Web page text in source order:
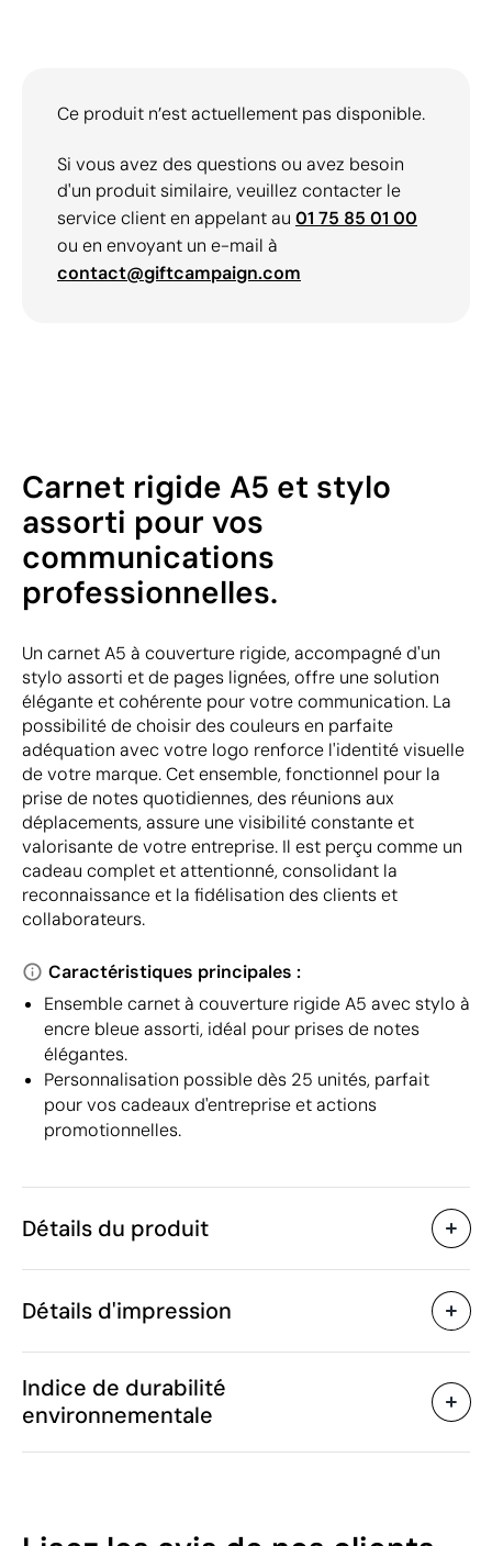
Ce produit n’est actuellement pas disponible.
Si vous avez des questions ou avez besoin
d'un produit similaire, veuillez contacter le
service client en appelant au 01 75 85 01 00
ou en envoyant un e-mail à
contact@giftcampaign.com
Carnet rigide A5 et stylo
assorti pour vos
communications
professionnelles.
Un carnet A5 à couverture rigide, accompagné d'un
stylo assorti et de pages lignées, offre une solution
élégante et cohérente pour votre communication. La
possibilité de choisir des couleurs en parfaite
adéquation avec votre logo renforce l'identité visuelle
de votre marque. Cet ensemble, fonctionnel pour la
prise de notes quotidiennes, des réunions aux
déplacements, assure une visibilité constante et
valorisante de votre entreprise. Il est perçu comme un
cadeau complet et attentionné, consolidant la
reconnaissance et la fidélisation des clients et
collaborateurs.
Caractéristiques principales :
Ensemble carnet à couverture rigide A5 avec stylo à
encre bleue assorti, idéal pour prises de notes
élégantes.
Personnalisation possible dès 25 unités, parfait
pour vos cadeaux d'entreprise et actions
promotionnelles.
Détails du produit
Caractéristiques
Code du produit
Poids
Polypropylčne (PP)
Détails d'impression
Indice de durabilité
environnementale